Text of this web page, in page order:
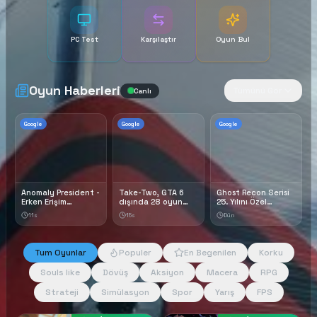
PC Test Karşılaştır Oyun Bul
Oyun Haberleri Canlı
Google
Anomaly President -
Erken Erişim
İnceleme - Oyun
Günlüğü
11s
Google
Take-Two, GTA 6
dışında 28 oyun
daha geliştiriyor -
GZT
15s
Google
Ghost Recon Serisi
25. Yılını Özel
Duyurular Ve
İndirimler İle
Kutluyor! -
Oyungezer Online
Dün
Tum Oyunlar Populer En Begenilen
Korku
Souls like
Dövüş Aksiyon Macera
RPG
Strateji
Simülasyon Spor Yarış FPS